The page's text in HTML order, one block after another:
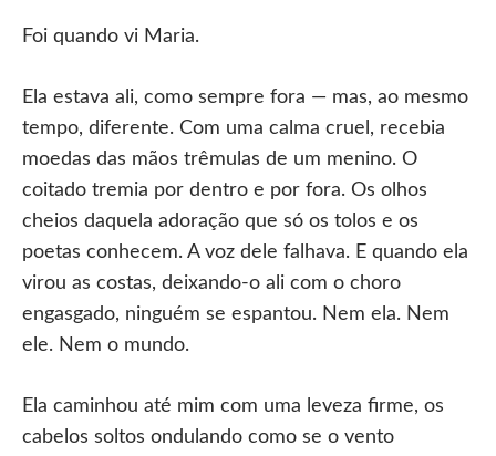
Foi quando vi Maria.
Ela estava ali, como sempre fora — mas, ao mesmo
tempo, diferente. Com uma calma cruel, recebia
moedas das mãos trêmulas de um menino. O
coitado tremia por dentro e por fora. Os olhos
cheios daquela adoração que só os tolos e os
poetas conhecem. A voz dele falhava. E quando ela
virou as costas, deixando-o ali com o choro
engasgado, ninguém se espantou. Nem ela. Nem
ele. Nem o mundo.
Ela caminhou até mim com uma leveza firme, os
cabelos soltos ondulando como se o vento